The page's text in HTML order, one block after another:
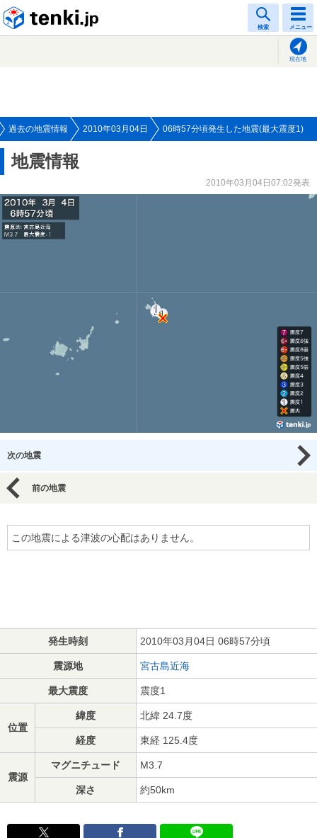
検索 メニュー
現在地
過去の地震情報 2010年03月04日 06時57分頃発生した地震(最大震度1)
地震情報
2010年03月04日07:02発表
次の地震
前の地震
この地震による津波の心配はありません。
発生時刻 2010年03月04日 06時57分頃
震源地 宮古島近海
最大震度 震度1
位置
緯度 北緯 24.7度
経度 東経 125.4度
震源
マグニチュード M3.7
深さ 約50km